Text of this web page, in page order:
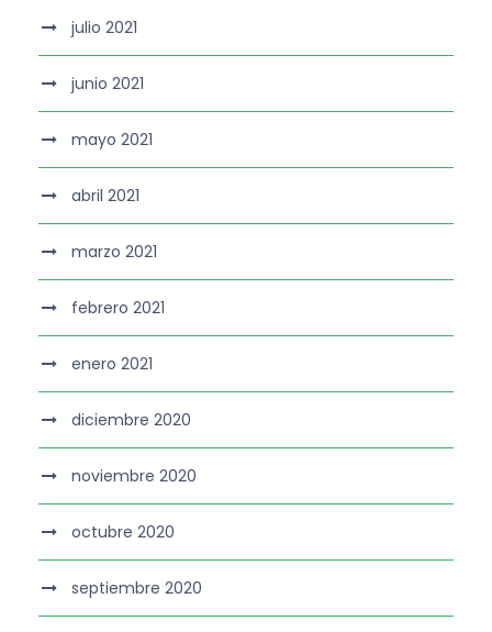
julio 2021
junio 2021
mayo 2021
abril 2021
marzo 2021
febrero 2021
enero 2021
diciembre 2020
noviembre 2020
octubre 2020
septiembre 2020